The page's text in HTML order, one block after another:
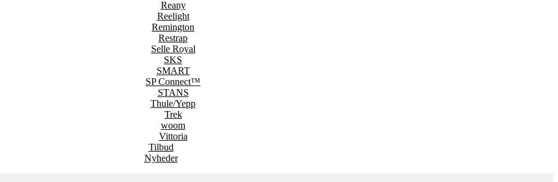
Reany
Reelight
Remington
Restrap
Selle Royal
SKS
SMART
SP Connect™
STANS
Thule/Yepp
Trek
woom
Vittoria
Tilbud
Nyheder